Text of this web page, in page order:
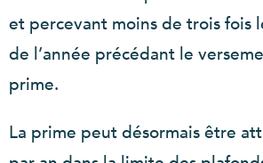
et percevant moins de trois fois
de l’année précédant le
prime.
La prime peut désormais être